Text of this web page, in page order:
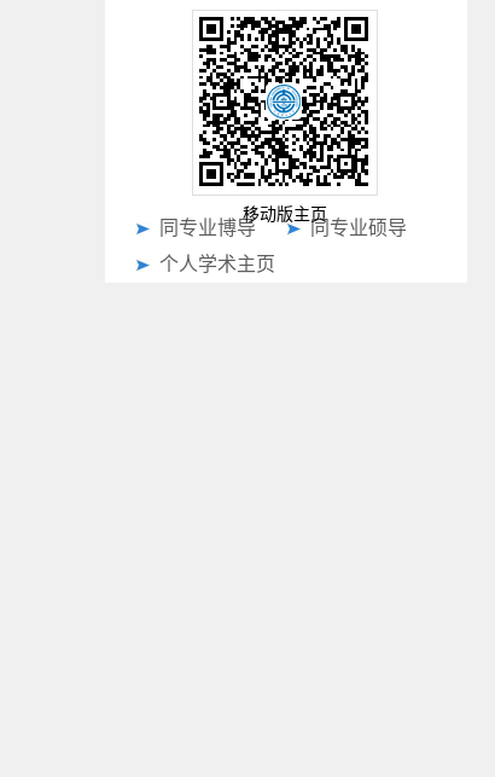
移动版主页
同专业博导
同专业硕导
个人学术主页